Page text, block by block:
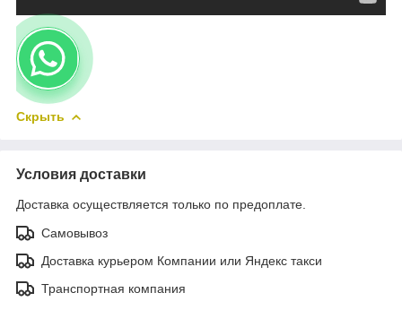
Скрыть
Условия доставки
Доставка осуществляется только по предоплате.
Самовывоз
Доставка курьером Компании или Яндекс такси
Транспортная компания